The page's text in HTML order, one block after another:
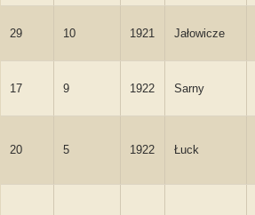
29 10 1921 Jałowicze
17 9 1922 Sarny
20 5 1922 Łuck